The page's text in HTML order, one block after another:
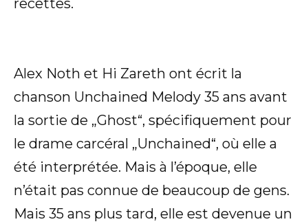
recettes.
Alex Noth et Hi Zareth ont écrit la
chanson Unchained Melody 35 ans avant
la sortie de „Ghost“, spécifiquement pour
le drame carcéral „Unchained“, où elle a
été interprétée. Mais à l’époque, elle
n’était pas connue de beaucoup de gens.
Mais 35 ans plus tard, elle est devenue un